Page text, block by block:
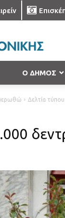
Ο ΔΗΜΟΣ
Δελτία τύπου